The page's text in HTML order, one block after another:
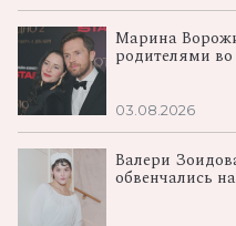
Марина
родителями во
03.08.2026
Валери
обвенчались